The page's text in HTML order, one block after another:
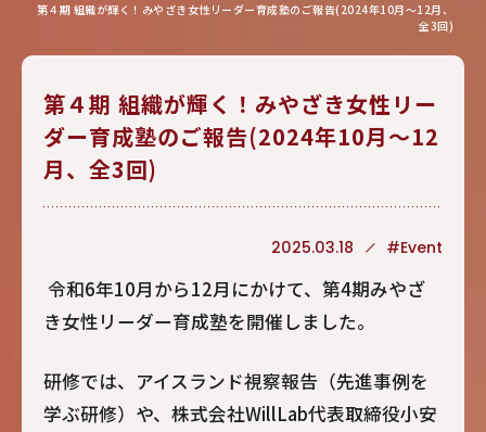
第４期 組織が輝く！みやざき女性リーダー育成塾のご報告(2024年10月～12月、
全3回)
第４期 組織が輝く！みやざき女性リー
ダー育成塾のご報告(2024年10月～12
月、全3回)
2025.03.18 #Event
令和6年10月から12月にかけて、第4期みやざ
き女性リーダー育成塾を開催しました。
研修では、アイスランド視察報告（先進事例を
学ぶ研修）や、株式会社WillLab代表取締役小安